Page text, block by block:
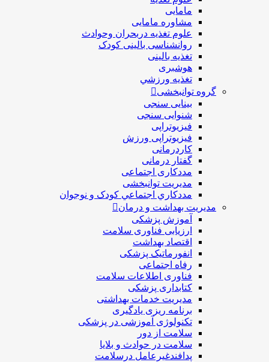
مامایی
مشاوره مامایی
علوم تغذیه دربحران وحوادث
روانشناسی بالینی کودک
تغذیه بالینی
هوشبری
تغذيه ورزشي
گروه توانبخشی
بینایی سنجی
شنوایی سنجی
فیزیوتراپی
فیزیوتراپی ورزش
کاردرمانی
گفتار درمانی
مددکاری اجتماعی
مديريت توانبخشی
مددکاري اجتماعي کودک و نوجوان
مدیریت بهداشت و درمان
آموزش پزشکی
ارزیابی فناوری سلامت
اقتصاد بهداشت
انفورماتیک پزشکی
رفاه اجتماعی
فناوری اطلاعات سلامت
کتابداری پزشکی
مديريت خدمات بهداشتی
برنامه ریزی یادگیری
تکنولوژی آموزشی در پزشکی
سلامت از دور
سلامت در حوادث و بلایا
پدافندغیرعامل درسلامت